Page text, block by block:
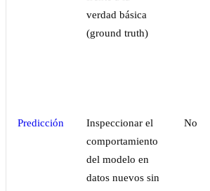
verdad básica
(ground truth)
Predicción
Inspeccionar el
comportamiento
del modelo en
datos nuevos sin
No